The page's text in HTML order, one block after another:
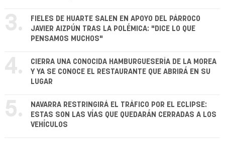
3.
FIELES DE HUARTE SALEN EN APOYO DEL PÁRROCO
JAVIER AIZPÚN TRAS LA POLÉMICA: "DICE LO QUE
PENSAMOS MUCHOS"
4.
CIERRA UNA CONOCIDA HAMBURGUESERÍA DE LA MOREA
Y YA SE CONOCE EL RESTAURANTE QUE ABRIRÁ EN SU
LUGAR
5.
NAVARRA RESTRINGIRÁ EL TRÁFICO POR EL ECLIPSE:
ESTAS SON LAS VÍAS QUE QUEDARÁN CERRADAS A LOS
VEHÍCULOS